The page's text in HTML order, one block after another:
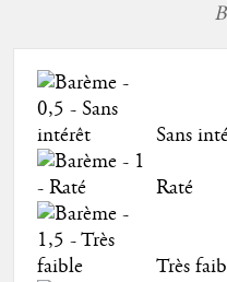
Sans
Raté
Très